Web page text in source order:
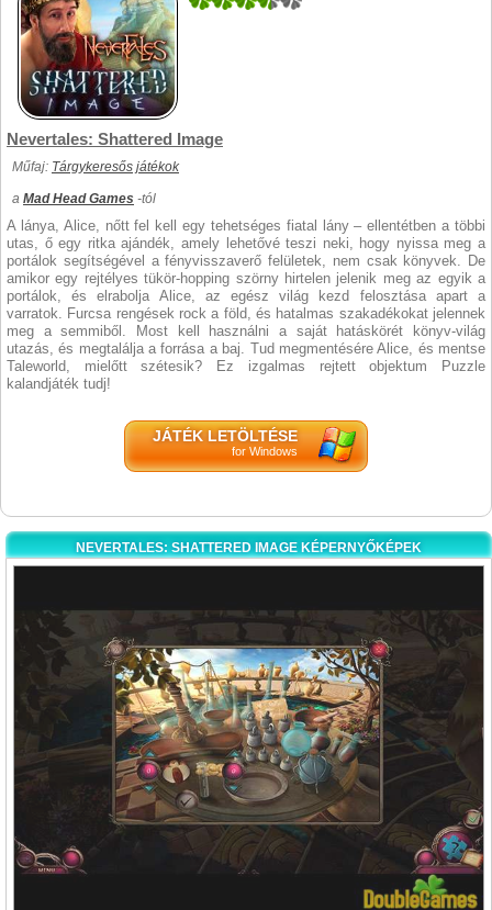
Nevertales: Shattered Image
Műfaj: Tárgykeresős játékok
a Mad Head Games -tól
A lánya, Alice, nőtt fel kell egy tehetséges fiatal lány – ellentétben a többi
utas, ő egy ritka ajándék, amely lehetővé teszi neki, hogy nyissa meg a
portálok segítségével a fényvisszaverő felületek, nem csak könyvek. De
amikor egy rejtélyes tükör-hopping szörny hirtelen jelenik meg az egyik a
portálok, és elrabolja Alice, az egész világ kezd felosztása apart a
varratok. Furcsa rengések rock a föld, és hatalmas szakadékokat jelennek
meg a semmiből. Most kell használni a saját hatáskörét könyv-világ
utazás, és megtalálja a forrása a baj. Tud megmentésére Alice, és mentse
Taleworld, mielőtt szétesik? Ez izgalmas rejtett objektum Puzzle
kalandjáték tudj!
JÁTÉK LETÖLTÉSE
for Windows
NEVERTALES: SHATTERED IMAGE KÉPERNYŐKÉPEK